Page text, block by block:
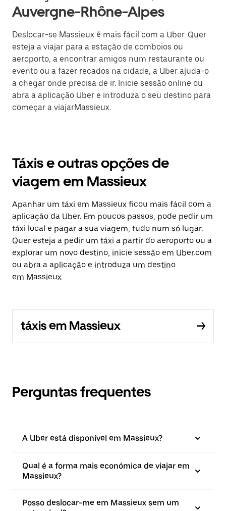
Auvergne-Rhône-Alpes
Deslocar-se Massieux é mais fácil com a Uber. Quer
esteja a viajar para a estação de comboios ou
aeroporto, a encontrar amigos num restaurante ou
evento ou a fazer recados na cidade, a Uber ajuda-o
a chegar onde precisa de ir. Inicie sessão online ou
abra a aplicação Uber e introduza o seu destino para
começar a viajarMassieux.
Táxis e outras opções de
viagem em Massieux
Apanhar um táxi em Massieux ficou mais fácil com a
aplicação da Uber. Em poucos passos, pode pedir um
táxi local e pagar a sua viagem, tudo num só lugar.
Quer esteja a pedir um táxi a partir do aeroporto ou a
explorar um novo destino, inicie sessão em Uber.com
ou abra a aplicação e introduza um destino
em Massieux.
táxis em Massieux
Perguntas frequentes
A Uber está disponível em Massieux?
Qual é a forma mais económica de viajar em
Massieux?
Posso deslocar-me em Massieux sem um